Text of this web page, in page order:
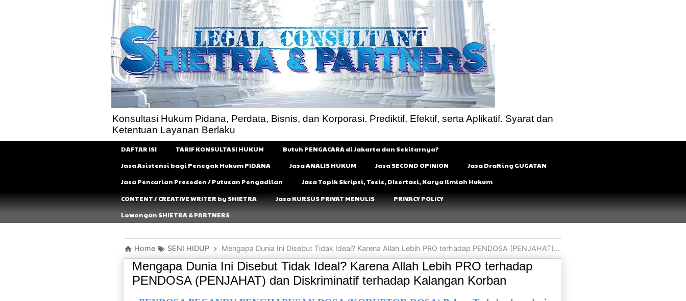
Konsultasi Hukum Pidana, Perdata, Bisnis, dan Korporasi. Prediktif, Efektif, serta Aplikatif. Syarat dan
Ketentuan Layanan Berlaku
DAFTAR ISI TARIF KONSULTASI HUKUM Butuh PENGACARA di Jakarta dan Sekitarnya?
Jasa Asistensi bagi Penegak Hukum PIDANA Jasa ANALIS HUKUM Jasa SECOND OPINION Jasa Drafting GUGATAN
Jasa Pencarian Preseden / Putusan Pengadilan Jasa Topik Skripsi, Tesis, DIsertasi, Karya Ilmiah Hukum
CONTENT / CREATIVE WRITER by SHIETRA Jasa KURSUS PRIVAT MENULIS PRIVACY POLICY
Lowongan SHIETRA & PARTNERS
Home SENI HIDUP Mengapa Dunia Ini Disebut Tidak Ideal? Karena Allah Lebih PRO terhadap PENDOSA (PENJAHAT) dan Diskriminatif terhadap Kalangan Korban
Mengapa Dunia Ini Disebut Tidak Ideal? Karena Allah Lebih PRO terhadap
PENDOSA (PENJAHAT) dan Diskriminatif terhadap Kalangan Korban